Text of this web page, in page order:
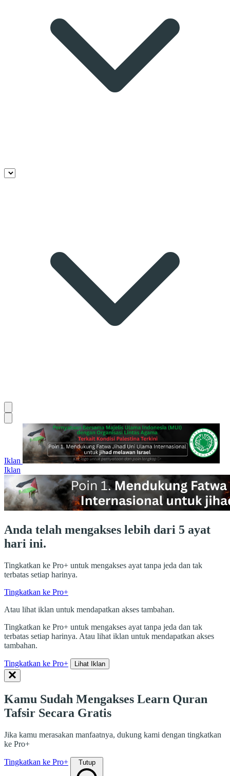
Iklan
Iklan
Anda telah mengakses lebih dari 5 ayat
hari ini.
Tingkatkan ke Pro+ untuk mengakses ayat tanpa jeda dan tak
terbatas setiap harinya.
Tingkatkan ke Pro+
Atau lihat iklan untuk mendapatkan akses tambahan.
Tingkatkan ke Pro+ untuk mengakses ayat tanpa jeda dan tak
terbatas setiap harinya. Atau lihat iklan untuk mendapatkan akses
tambahan.
Tingkatkan ke Pro+ Lihat Iklan
Kamu Sudah Mengakses Learn Quran
Tafsir Secara Gratis
Jika kamu merasakan manfaatnya, dukung kami dengan tingkatkan
ke Pro+
Tingkatkan ke Pro+ Tutup